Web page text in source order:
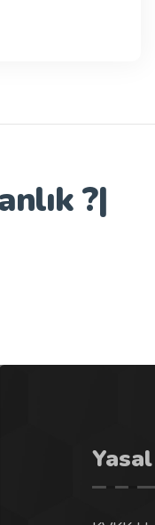
?|